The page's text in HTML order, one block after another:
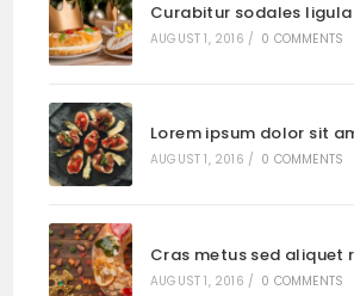
Curabitur sodales
AUGUST 1, 2016 / 0 COMMENTS
Lorem ipsum dolor sit
AUGUST 1, 2016 / 0 COMMENTS
Cras metus sed aliquet
AUGUST 1, 2016 / 0 COMMENTS